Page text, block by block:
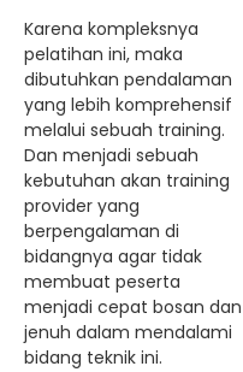
Karena kompleksnya
pelatihan ini, maka
dibutuhkan pendalaman
yang lebih komprehensif
melalui sebuah training.
Dan menjadi sebuah
kebutuhan akan training
provider yang
berpengalaman di
bidangnya agar tidak
membuat peserta
menjadi cepat bosan dan
jenuh dalam mendalami
bidang teknik ini.